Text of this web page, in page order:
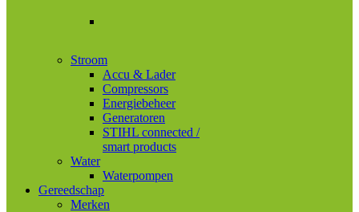
Stroom
Accu & Lader
Compressors
Energiebeheer
Generatoren
STIHL connected /
smart products
Water
Waterpompen
Gereedschap
Merken